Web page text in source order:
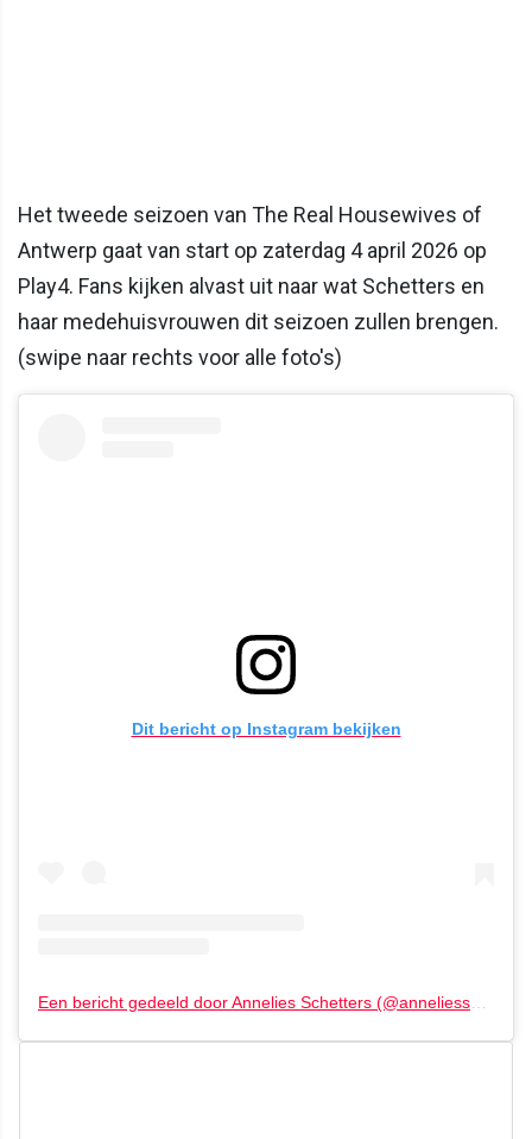
Het tweede seizoen van The Real Housewives of
Antwerp gaat van start op zaterdag 4 april 2026 op
Play4. Fans kijken alvast uit naar wat Schetters en
haar medehuisvrouwen dit seizoen zullen brengen.
(swipe naar rechts voor alle foto's)
Dit bericht op Instagram bekijken